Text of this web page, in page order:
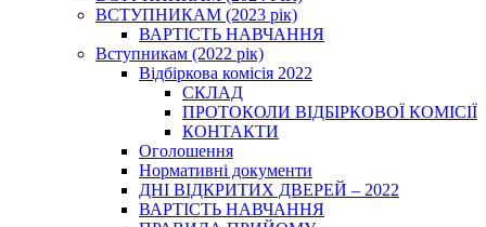
ВСТУПНИКАМ (2023 рік)
ВАРТІСТЬ НАВЧАННЯ
Вступникам (2022 рік)
Відбіркова комісія 2022
СКЛАД
ПРОТОКОЛИ ВІДБІРКОВОЇ КОМІСІЇ
КОНТАКТИ
Оголошення
Нормативні документи
ДНІ ВІДКРИТИХ ДВЕРЕЙ – 2022
ВАРТІСТЬ НАВЧАННЯ